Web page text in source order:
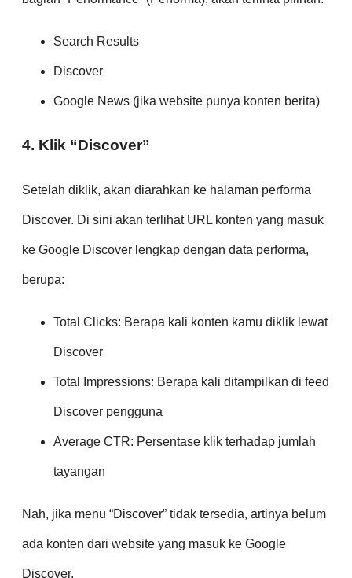
Search Results
Discover
Google News (jika website punya konten berita)
4. Klik “Discover”
Setelah diklik, akan diarahkan ke halaman performa
Discover. Di sini akan terlihat URL konten yang masuk
ke Google Discover lengkap dengan data performa,
berupa:
Total Clicks: Berapa kali konten kamu diklik lewat
Discover
Total Impressions: Berapa kali ditampilkan di feed
Discover pengguna
Average CTR: Persentase klik terhadap jumlah
tayangan
Nah, jika menu “Discover” tidak tersedia, artinya belum
ada konten dari website yang masuk ke Google
Discover.